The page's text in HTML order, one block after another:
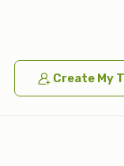
(ברכת משה רבינו)
Create My